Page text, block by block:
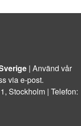
| Använd vår
via e-post.
Stockholm | Telefon: